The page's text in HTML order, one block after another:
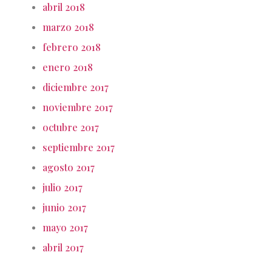
abril 2018
marzo 2018
febrero 2018
enero 2018
diciembre 2017
noviembre 2017
octubre 2017
septiembre 2017
agosto 2017
julio 2017
junio 2017
mayo 2017
abril 2017